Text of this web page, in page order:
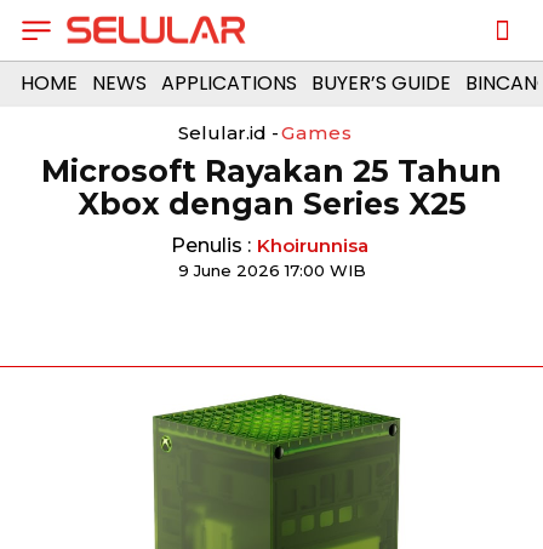
HOME NEWS APPLICATIONS BUYER’S GUIDE
Selular.id -Games
Microsoft Rayakan 25 Tahun
Xbox dengan Series X25
Penulis : Khoirunnisa
9 June 2026 17:00 WIB